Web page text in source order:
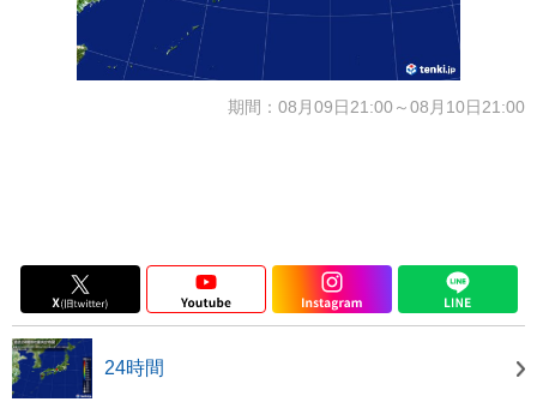
期間：08月09日21:00～08月10日21:00
24時間